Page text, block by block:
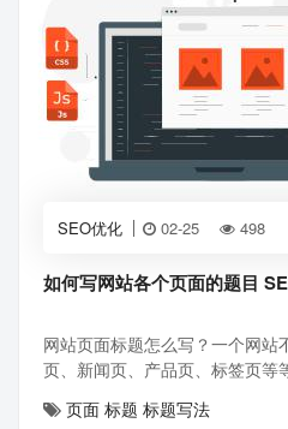
SEO优化 02-25 498
如何写网站各个页面的题目
网站页面标题怎么写？一个网站
页、新闻页、产品页、标签页等
页面 标题 标题写法